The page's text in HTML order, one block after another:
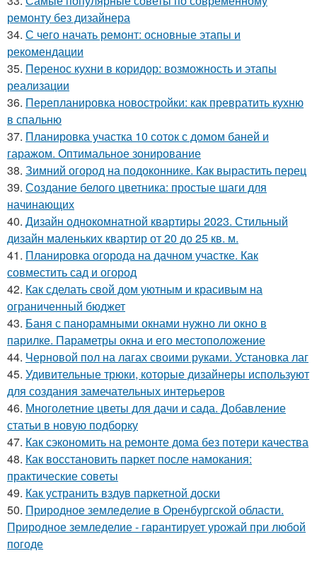
ремонту без дизайнера
34. С чего начать ремонт: основные этапы и
рекомендации
35. Перенос кухни в коридор: возможность и этапы
реализации
36. Перепланировка новостройки: как превратить кухню
в спальню
37. Планировка участка 10 соток с домом баней и
гаражом. Оптимальное зонирование
38. Зимний огород на подоконнике. Как вырастить перец
39. Создание белого цветника: простые шаги для
начинающих
40. Дизайн однокомнатной квартиры 2023. Стильный
дизайн маленьких квартир от 20 до 25 кв. м.
41. Планировка огорода на дачном участке. Как
совместить сад и огород
42. Как сделать свой дом уютным и красивым на
ограниченный бюджет
43. Баня с панорамными окнами нужно ли окно в
парилке. Параметры окна и его местоположение
44. Черновой пол на лагах своими руками. Установка лаг
45. Удивительные трюки, которые дизайнеры используют
для создания замечательных интерьеров
46. Многолетние цветы для дачи и сада. Добавление
статьи в новую подборку
47. Как сэкономить на ремонте дома без потери качества
48. Как восстановить паркет после намокания:
практические советы
49. Как устранить вздув паркетной доски
50. Природное земледелие в Оренбургской области.
Природное земледелие - гарантирует урожай при любой
погоде